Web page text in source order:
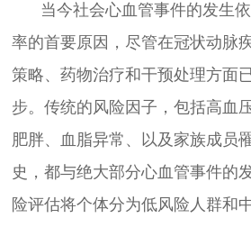
当今社会心血管事件的发生
率的首要原因，尽管在冠状动脉
策略、药物治疗和干预处理方面
步。传统的风险因子，包括高血
肥胖、血脂异常、以及家族成员
史，都与绝大部分心血管事件的
险评估将个体分为低风险人群和